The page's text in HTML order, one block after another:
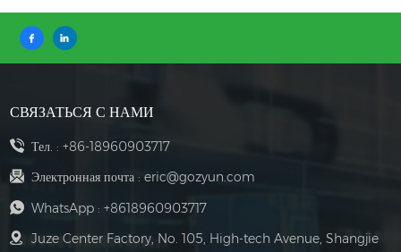
СВЯЗАТЬСЯ С НАМИ
Тел. : +86-18960903717
Электронная почта : eric@gozyun.com
WhatsApp : +8618960903717
Juze Center Factory, No. 105, High-tech Avenue, Shangjie